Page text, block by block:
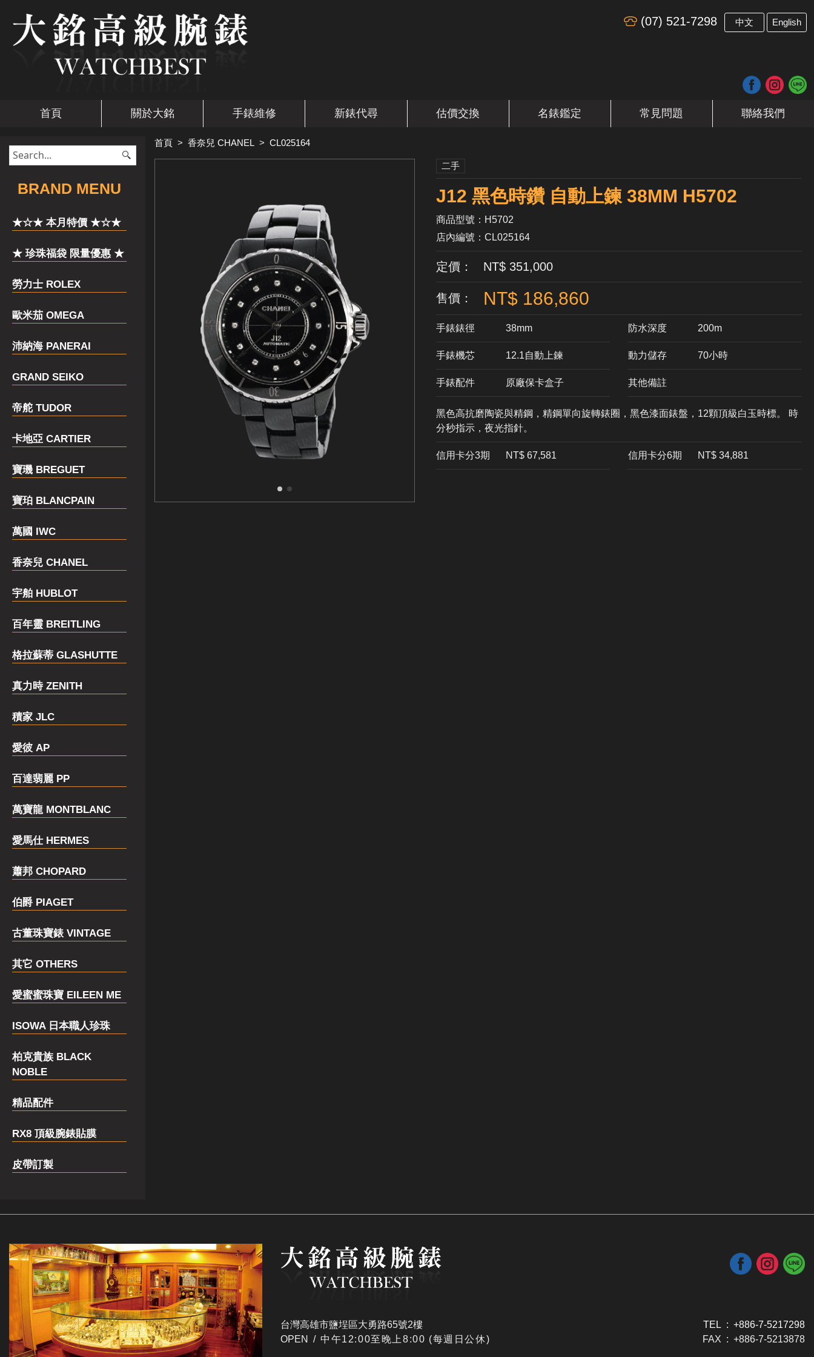
(07) 521-7298 中文 English
首頁 關於大銘 手錶維修 新錶代尋 估價交換 名錶鑑定 常見問題 聯絡我們
​BRAND MENU
★☆★ 本月特價 ★☆★
★ 珍珠福袋 限量優惠 ★
勞力士 ROLEX
歐米茄 OMEGA
沛納海 PANERAI
GRAND SEIKO
帝舵 TUDOR
卡地亞 CARTIER
寶璣 BREGUET
寶珀 BLANCPAIN
萬國 IWC
香奈兒 CHANEL
宇舶 HUBLOT
百年靈 BREITLING
格拉蘇蒂 GLASHUTTE
真力時 ZENITH
積家 JLC
愛彼 AP
百達翡麗 PP
萬寶龍 MONTBLANC
愛馬仕 HERMES
蕭邦 CHOPARD
伯爵 PIAGET
古董珠寶錶 VINTAGE
其它 OTHERS
愛蜜蜜珠寶 EILEEN ME
ISOWA 日本職人珍珠
柏克貴族 BLACK
NOBLE
精品配件
RX8 頂級腕錶貼膜
皮帶訂製
首頁 > 香奈兒 CHANEL > CL025164
二手
J12 黑色時鑽 自動上鍊 38MM H5702
商品型號：H5702
店內編號：CL025164
定價： NT$ 351,000
售價： NT$ 186,860
手錶錶徑 38mm 防水深度 200m
手錶機芯 ​12.1自動上鍊 動力儲存 70小時
手錶配件 原廠保卡盒子 其他備註
黑色高抗磨陶瓷與精鋼，精鋼單向旋轉錶圈，黑色漆面錶盤，12顆頂級白玉時標。 時
分秒指示，夜光指針。
信用卡分3期 ​NT$ 67,581 信用卡分6期 NT$ 34,881
台灣高雄市鹽埕區大勇路65號2樓
OPEN / ​中午12:00至晚上8:00 (每週日公休)
TEL : +886-7-5217298
FAX : +886-7-5213878